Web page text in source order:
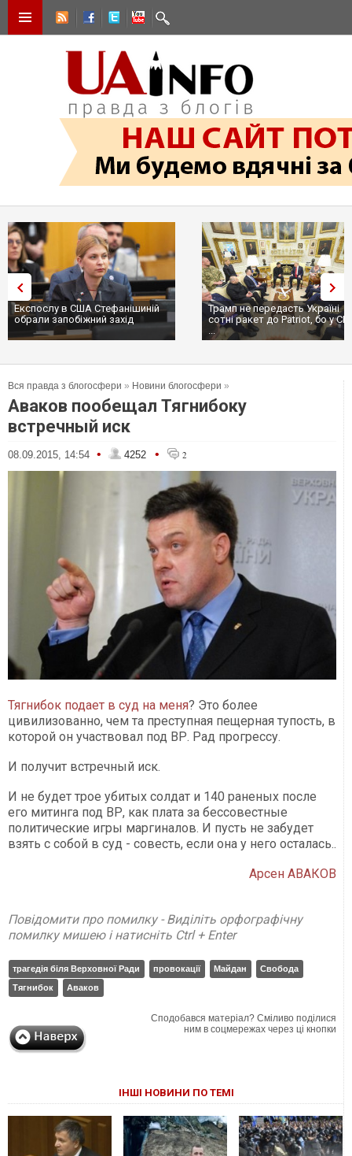
Експослу в США Стефанішиній
обрали запобіжний захід
Трамп не передасть Україні
сотні ракет до Patriot, бо у
...
Вся правда з блогосфери » Новини блогосфери »
Аваков пообещал Тягнибоку
встречный иск
08.09.2015, 14:54 • 4252 • 2
Тягнибок подает в суд на меня? Это более
цивилизованно, чем та преступная пещерная тупость, в
которой он участвовал под ВР. Рад прогрессу.
И получит встречный иск.
И не будет трое убитых солдат и 140 раненых после
его митинга под ВР, как плата за бессовестные
политические игры маргиналов. И пусть не забудет
взять с собой в суд - совесть, если она у него осталась..
Арсен АВАКОВ
Повідомити про помилку - Виділіть орфографічну
помилку мишею і натисніть Ctrl + Enter
трагедія біля Верховної Ради провокації Майдан
Свобода
Тягнибок
Аваков
Сподобався матеріал? Сміливо поділися
ним в соцмережах через ці кнопки
ІНШІ НОВИНИ ПО ТЕМІ